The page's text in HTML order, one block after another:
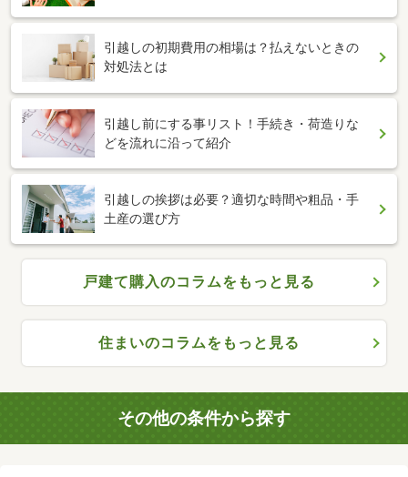
引越しの初期費用の相場は？払えないときの
対処法とは
引越し前にする事リスト！手続き・荷造りな
どを流れに沿って紹介
引越しの挨拶は必要？適切な時間や粗品・手
土産の選び方
戸建て購入のコラムをもっと見る
住まいのコラムをもっと見る
その他の条件から探す